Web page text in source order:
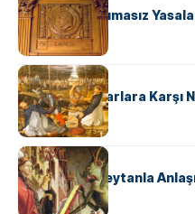
Draco’nun Acımasız
Hukuk Kodu
KÜLTÜR
Avrupalı ​​Katharlara Karşı
KÜLTÜR
II. Silvester: Şeytanla